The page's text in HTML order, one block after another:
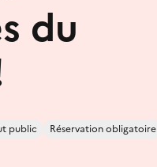
du
public
Réservation obligatoire